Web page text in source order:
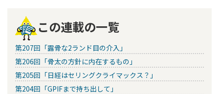
この連載の一覧
第207回「露骨な2ランド目の介入」
第206回「骨太の方針に内在するもの」
第205回「日経はセリングクライマックス？」
第204回「GPIFまで持ち出して」